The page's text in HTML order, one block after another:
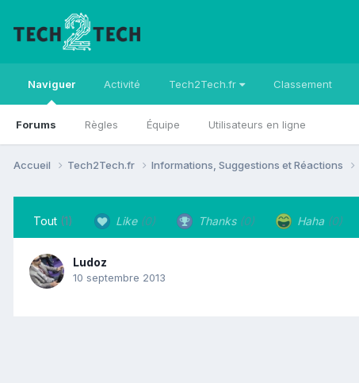
Naviguer
Forums Règles Équipe Utilisateurs en ligne
Activité Tech2Tech.fr Classement
Accueil Tech2Tech.fr Informations, Suggestions et Réactions
Tout (1) Like (0) Thanks (0) Haha (0)
Ludoz
10 septembre 2013